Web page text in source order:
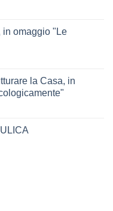
in omaggio "Le
la Casa, in